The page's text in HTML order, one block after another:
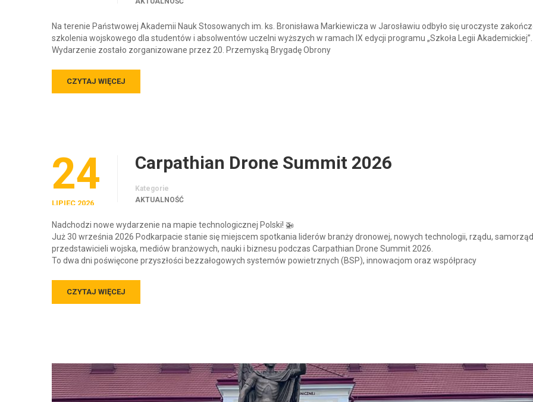
Na terenie Państwowej Akademii Nauk Stosowanych im. ks. Bronisława Markiewicza w Jarosławiu odbyło się uroczyste
szkolenia wojskowego dla studentów i absolwentów uczelni wyższych w ramach IX edycji programu „Szkoła Legii Akademickiej”.
Wydarzenie zostało zorganizowane przez 20. Przemyską Brygadę Obrony
CZYTAJ WIĘCEJ
24
LIPIEC 2026
Carpathian Drone Summit 2026
Kategorie
AKTUALNOŚĆ
Nadchodzi nowe wydarzenie na mapie technologicznej Polski! 🚁
Już 30 września 2026 Podkarpacie stanie się miejscem spotkania liderów branży dronowej, nowych technologii, rządu,
przedstawicieli wojska, mediów branżowych, nauki i biznesu podczas Carpathian Drone Summit 2026.
To dwa dni poświęcone przyszłości bezzałogowych systemów powietrznych (BSP), innowacjom oraz współpracy
CZYTAJ WIĘCEJ